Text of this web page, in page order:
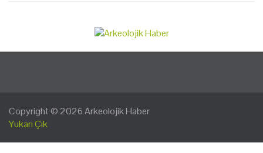
Copyright © 2026Arkeolojik Haber
Yukarı Çık